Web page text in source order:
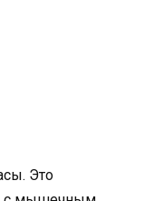
Это